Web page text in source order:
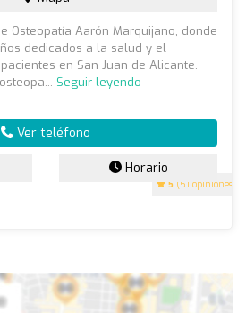
5 (51 opiniones)
Osteopatía Aarón Marquijano, donde
dedicados a la salud y el
en San Juan de Alicante.
Seguir leyendo
Ver teléfono
Horario